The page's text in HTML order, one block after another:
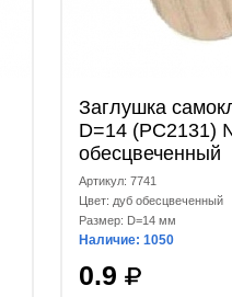
Заглушка
D=14 (РС2131)
обесцвеченный
Артикул: 7741
Цвет: дуб обесцвеченный
Размер: D=14 мм
Наличие: 1050
0.9